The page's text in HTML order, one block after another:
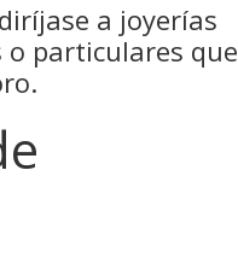
a joyerías
o particulares que